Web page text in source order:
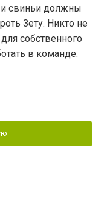
и свиньи должны
Зету. Никто не
собственного
в команде.